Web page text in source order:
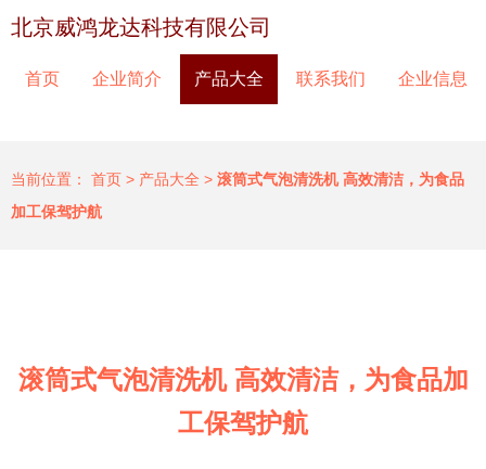
北京威鸿龙达科技有限公司
首页 企业简介 产品大全 联系我们 企业信息
当前位置： 首页 > 产品大全 > 滚筒式气泡清洗机 高效清洁，为食品
加工保驾护航
滚筒式气泡清洗机 高效清洁，为食品加
工保驾护航